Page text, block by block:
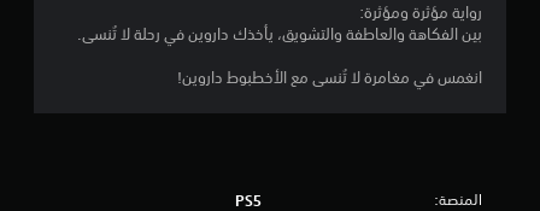
ا
رواية مؤثرة ومؤثرة:
بين الفكاهة والعاطفة والتشويق، يأخذك داروين في رحلة لا تُنسى.
انغمس في مغامرة لا تُنسى مع الأخطبوط داروين!
المنصة: PS5